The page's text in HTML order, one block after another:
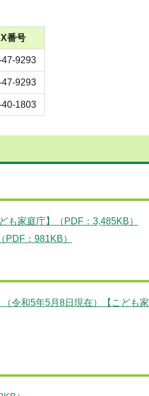
番号
9293
9293
1803
家庭庁】（PDF：3,485KB）
：981KB）
令和5年5月8日現在）【こども家